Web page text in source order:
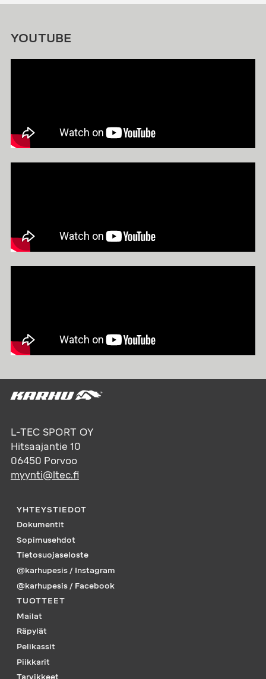
YOUTUBE
L-TEC SPORT OY
Hitsaajantie 10
06450 Porvoo
myynti@ltec.fi
YHTEYSTIEDOT
Dokumentit
Sopimusehdot
Tietosuojaseloste
@karhupesis / Instagram
@karhupesis / Facebook
TUOTTEET
Mailat
Räpylät
Pelikassit
Piikkarit
Tarvikkeet